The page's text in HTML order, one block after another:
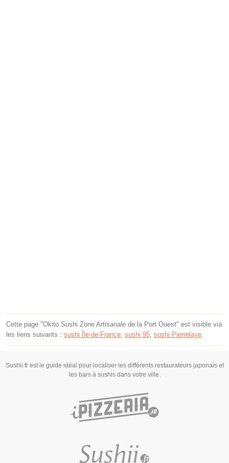
Cette page "Okito Sushi Zone Artisanale de la Port Ouest" est visible via
les liens suivants : sushi Île-de-France sushi 95 sushi Pierrelaye
Sushii.fr est le guide idéal pour localiser les différents restaurateurs japonais et
les bars à sushis dans votre ville.